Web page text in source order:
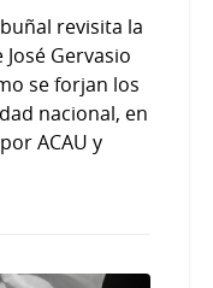
revisita la
Gervasio
se forjan los
nacional, en
ACAU y